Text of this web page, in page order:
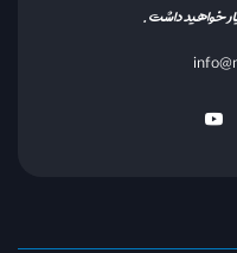
خواهید داشت.